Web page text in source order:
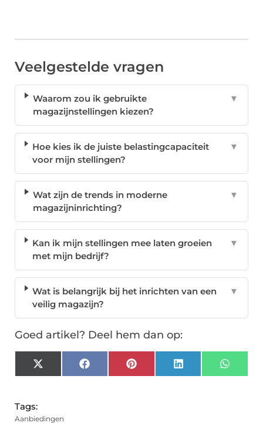
Veelgestelde vragen
Waarom zou ik gebruikte
magazijnstellingen kiezen?
▼
Hoe kies ik de juiste belastingcapaciteit
voor mijn stellingen?
▼
Wat zijn de trends in moderne
magazijninrichting?
▼
Kan ik mijn stellingen mee laten groeien
met mijn bedrijf?
▼
Wat is belangrijk bij het inrichten van een
veilig magazijn?
▼
Goed artikel? Deel hem dan op:
X
(Twitter)
FacebookPinterest LinkedIn
Tags:
Aanbiedingen